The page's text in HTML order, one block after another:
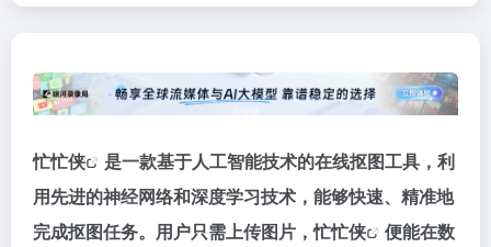
忙忙侠
是一款基于人工智能技术的在线抠图工具，利
用先进的神经网络和深度学习技术，能够快速、精准地
完成抠图任务。用户只需上传图片，忙忙侠
便能在数